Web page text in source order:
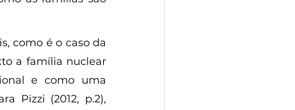
a família nuclear
e como uma
Pizzi (2012, p.2),